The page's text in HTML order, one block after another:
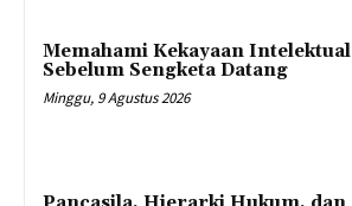
Memahami Kekayaan Intelektual
Sebelum Sengketa Datang
Minggu, 9 Agustus 2026